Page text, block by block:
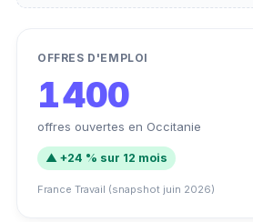
OFFRES D'EMPLOI
1 400
offres ouvertes en Occitanie
▲ +24 % sur 12 mois
France Travail (snapshot juin 2026)